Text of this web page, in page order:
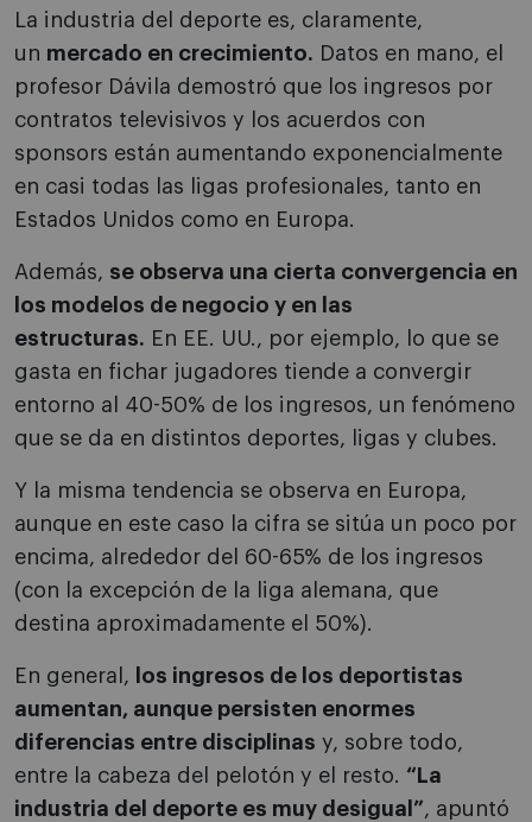
La industria del deporte es, claramente,
un mercado en crecimiento. Datos en mano, el
profesor Dávila demostró que los ingresos por
contratos televisivos y los acuerdos con
sponsors están aumentando exponencialmente
en casi todas las ligas profesionales, tanto en
Estados Unidos como en Europa.
Además, se observa una cierta convergencia en
los modelos de negocio y en las
estructuras. En EE. UU., por ejemplo, lo que se
gasta en fichar jugadores tiende a convergir
entorno al 40-50% de los ingresos, un fenómeno
que se da en distintos deportes, ligas y clubes.
Y la misma tendencia se observa en Europa,
aunque en este caso la cifra se sitúa un poco por
encima, alrededor del 60-65% de los ingresos
(con la excepción de la liga alemana, que
destina aproximadamente el 50%).
En general,
los ingresos de los deportistas
aumentan, aunque persisten enormes
diferencias entre disciplinas y, sobre todo,
entre la cabeza del pelotón y el resto. “La
industria del deporte es muy desigual”, apuntó